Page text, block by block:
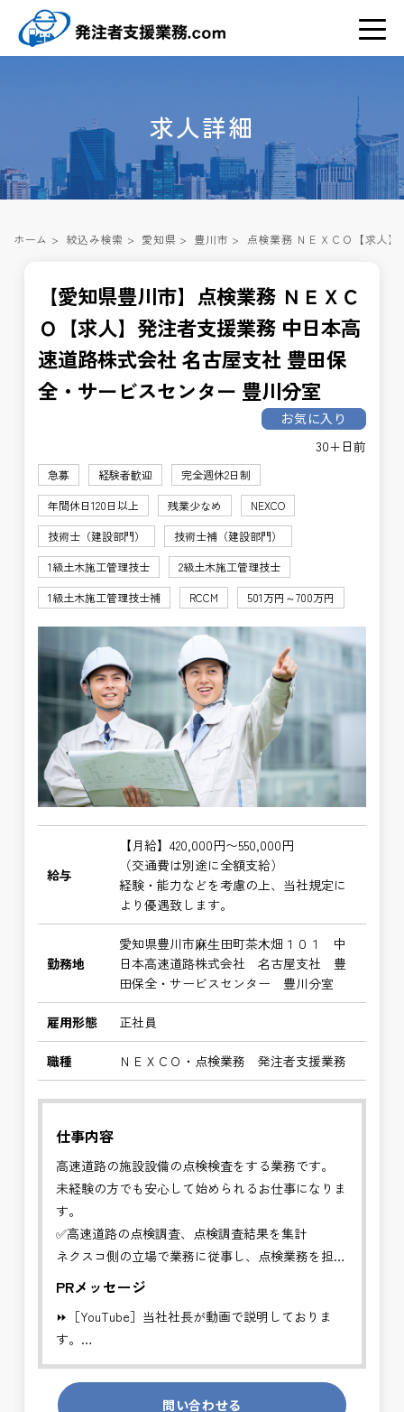
求人詳細
ホーム > 絞込み検索 > 愛知県 > 豊川市 > 点検業務 ＮＥＸＣＯ【求人
【愛知県豊川市】点検業務 ＮＥＸＣ
Ｏ【求人】発注者支援業務 中日本高
速道路株式会社 名古屋支社 豊田保
全・サービスセンター 豊川分室
お気に入り
30+日前
急募 経験者歓迎
完全週休2日制
年間休日120日以上
残業少なめ
NEXCO
技術士（建設部門）
技術士補（建設部門）
1級土木施工管理技士
2級土木施工管理技士
1級土木施工管理技士補
RCCM 501万円～700万円
給与
【月給】420,000円〜550,000円
（交通費は別途に全額支給）
経験・能力などを考慮の上、当社規定に
より優遇致します。
勤務地
愛知県豊川市⿇⽣田町茶⽊畑１０１ 中
日本高速道路株式会社 名古屋支社 豊
田保全・サービスセンター 豊川分室
雇用形態 正社員
職種 ＮＥＸＣＯ・点検業務 発注者支援業務
仕事内容
高速道路の施設設備の点検検査をする業務です。
未経験の方でも安心して始められるお仕事になりま
す。
✅高速道路の点検調査、点検調査結果を集計
ネクスコ側の立場で業務に従事し、点検業務を担当
していただきます。
※道路・橋梁・トンネル等の経験者、ＣＡＤ経験者
優遇
※勤務地について、ご希望のある方は別途ご相談く
ださい。
PRメッセージ
⏩［YouTube］当社社長が動画で説明しておりま
す。
https://youtube.com/channel/
発注者側の立場で業務を行う、やりがいのあるお仕
事です。
問い合わせる